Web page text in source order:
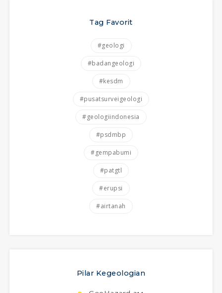
Tag Favorit
#geologi
#badangeologi
#kesdm
#pusatsurveigeologi
#geologiindonesia
#psdmbp
#gempabumi
#patgtl
#erupsi
#airtanah
Pilar Kegeologian